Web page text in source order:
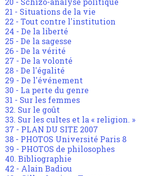
21 - Situations de la vie
22 - Tout contre l'institution
24 - De la liberté
25 - De la sagesse
26 - De la vérité
27 - De la volonté
28 - De l'égalité
29 - De l'événement
30 - La perte du genre
31 - Sur les femmes
32. Sur le goût
33. Sur les cultes et la « religion. »
37 - PLAN DU SITE 2007
38 - PHOTOS Université Paris 8
39 - PHOTOS de philosophes
40. Bibliographie
42 - Alain Badiou